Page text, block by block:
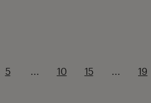
5 ... 10 15 ... 19